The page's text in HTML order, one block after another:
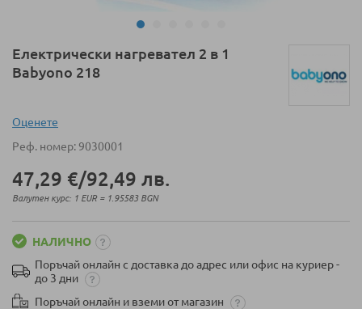
Преминете
към
началото
галерия
снимки
Електрически нагревател 2 в 1
Babyono 218
Оценeте
Реф. номер 9030001
47,29 €/92,49 лв.
Валутен курс: 1 EUR = 1.95583 BGN
НАЛИЧНО
Поръчай онлайн с доставка до адрес или офис на куриер -
до 3 дни
Поръчай онлайн и вземи от магазин